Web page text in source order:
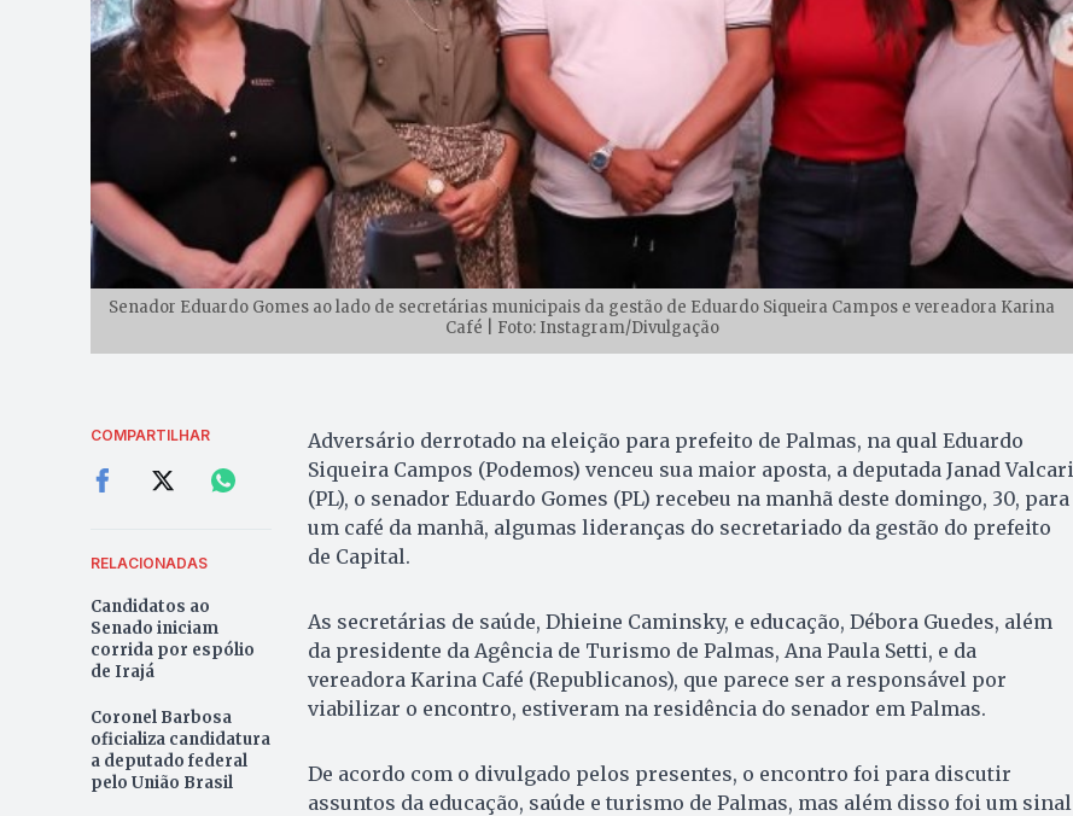
Senador Eduardo Gomes ao lado de secretárias municipais da gestão de Eduardo Siqueira Campos e vereadora Karina
Café | Foto: Instagram/Divulgação
COMPARTILHAR
RELACIONADAS
Candidatos ao
Senado iniciam
corrida por espólio
de Irajá
Coronel Barbosa
oficializa candidatura
a deputado federal
pelo União Brasil
Adversário derrotado na eleição para prefeito de Palmas, na qual Eduardo
Siqueira Campos (Podemos) venceu sua maior aposta, a deputada Janad Valcari
(PL), o senador Eduardo Gomes (PL) recebeu na manhã deste domingo, 30, para
um café da manhã, algumas lideranças do secretariado da gestão do prefeito
de Capital.
As secretárias de saúde, Dhieine Caminsky, e educação, Débora Guedes, além
da presidente da Agência de Turismo de Palmas, Ana Paula Setti, e da
vereadora Karina Café (Republicanos), que parece ser a responsável por
viabilizar o encontro, estiveram na residência do senador em Palmas.
De acordo com o divulgado pelos presentes, o encontro foi para discutir
assuntos da educação, saúde e turismo de Palmas, mas além disso foi um sinal